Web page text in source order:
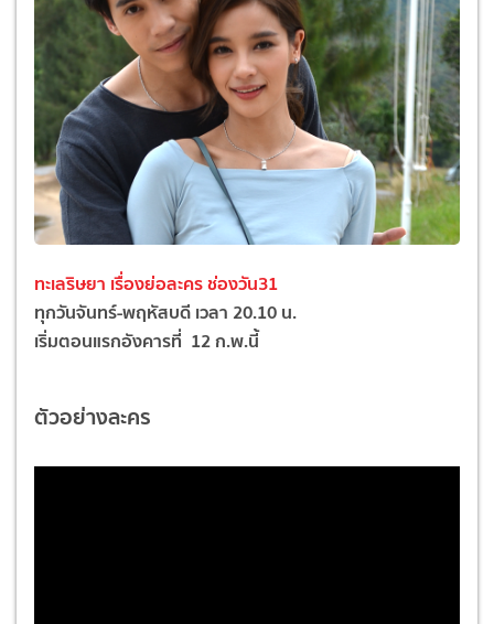
ทะเลริษยา เรื่องย่อละคร ช่องวัน31
ทุกวันจันทร์-พฤหัสบดี เวลา 20.10 น.
เริ่มตอนแรกอังคารที่ 12 ก.พ.นี้
ตัวอย่างละคร